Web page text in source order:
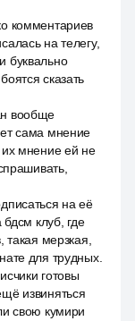
комментариев
на телегу,
буквально
сказать
вообще
сама мнение
их мнение ей не
на её
клуб, где
мерзкая,
для трудных.
готовы
извиняться
свою кумири